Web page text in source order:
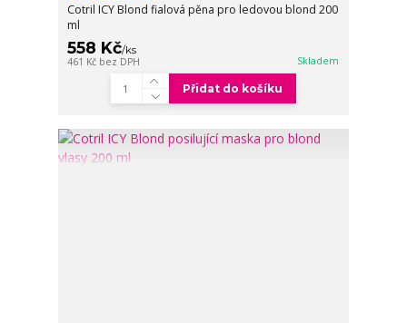
Cotril ICY Blond fialová pěna pro ledovou blond 200
ml
558 Kč/ks
461 Kč bez DPH Skladem
Přidat do košíku